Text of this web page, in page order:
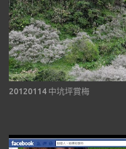
20120114 中坑坪賞梅